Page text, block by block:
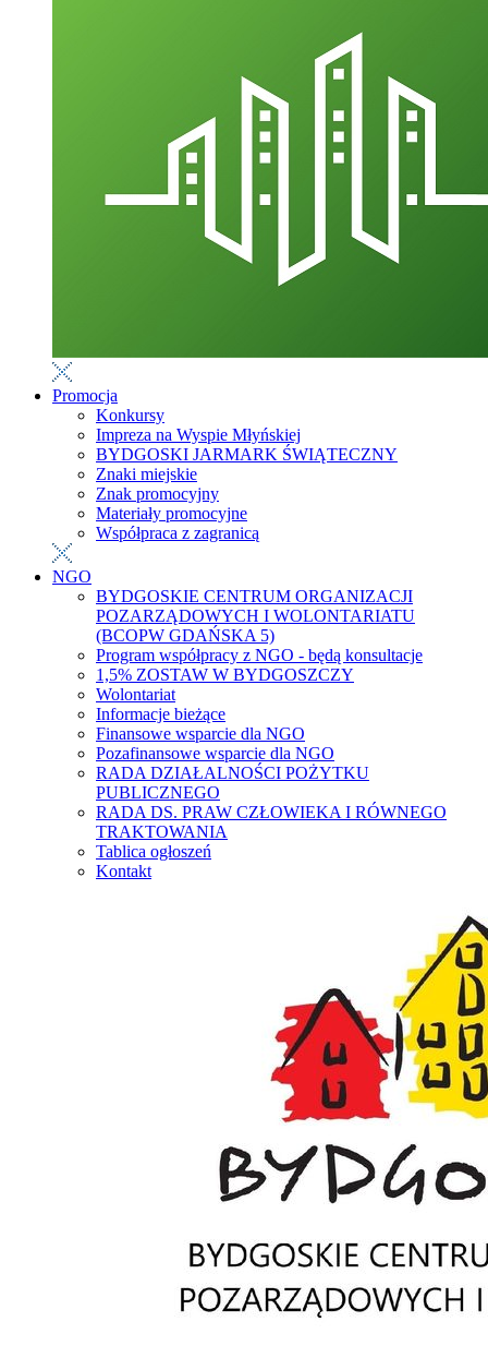
Promocja
Konkursy
Impreza na Wyspie Młyńskiej
BYDGOSKI JARMARK ŚWIĄTECZNY
Znaki miejskie
Znak promocyjny
Materiały promocyjne
Współpraca z zagranicą
NGO
BYDGOSKIE CENTRUM ORGANIZACJI
POZARZĄDOWYCH I WOLONTARIATU
(BCOPW GDAŃSKA 5)
Program współpracy z NGO - będą konsultacje
1,5% ZOSTAW W BYDGOSZCZY
Wolontariat
Informacje bieżące
Finansowe wsparcie dla NGO
Pozafinansowe wsparcie dla NGO
RADA DZIAŁALNOŚCI POŻYTKU
PUBLICZNEGO
RADA DS. PRAW CZŁOWIEKA I RÓWNEGO
TRAKTOWANIA
Tablica ogłoszeń
Kontakt